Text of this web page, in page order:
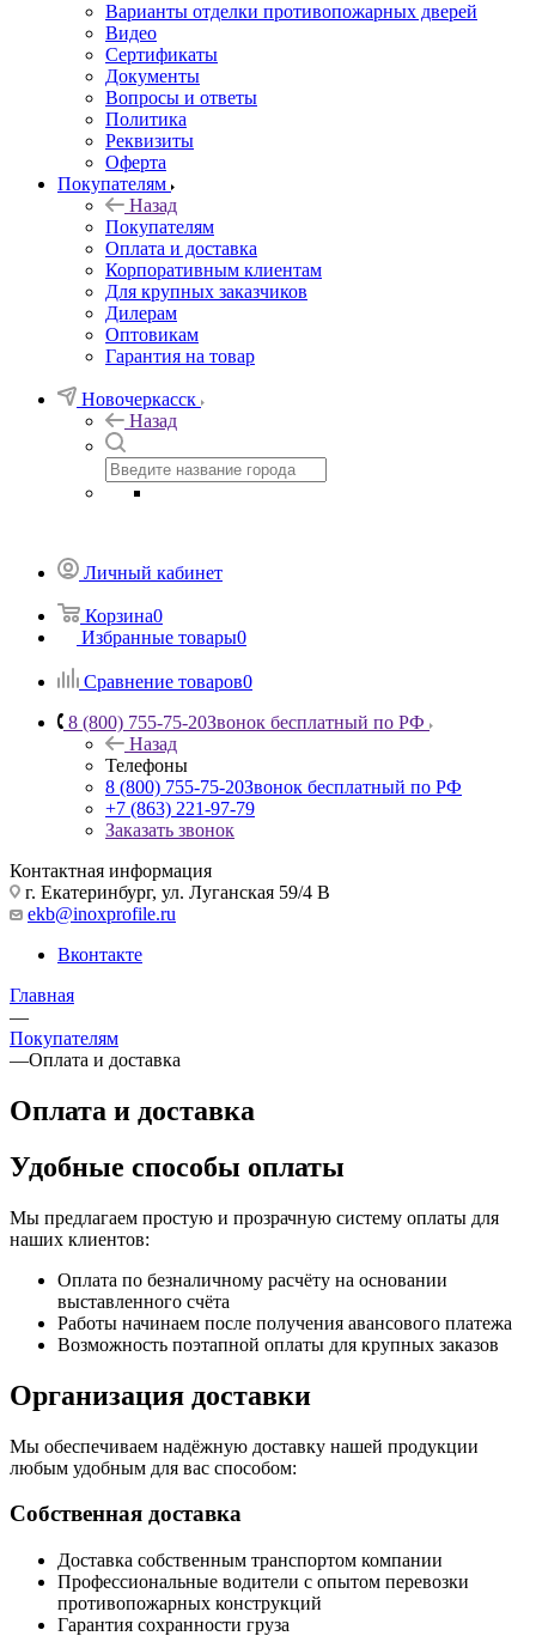
Варианты отделки противопожарных дверей
Видео
Сертификаты
Документы
Вопросы и ответы
Политика
Реквизиты
Оферта
Покупателям
Назад
Покупателям
Оплата и доставка
Корпоративным клиентам
Для крупных заказчиков
Дилерам
Оптовикам
Гарантия на товар
Новочеркасск
Назад
Личный кабинет
Корзина0
Избранные товары0
Сравнение товаров0
8 (800) 755-75-20Звонок бесплатный по РФ
Назад
Телефоны
8 (800) 755-75-20Звонок бесплатный по РФ
+7 (863) 221-97-79
Заказать звонок
Контактная информация
г. Екатеринбург, ул. Луганская 59/4 В
ekb@inoxprofile.ru
Вконтакте
Главная
—
Покупателям
—Оплата и доставка
Оплата и доставка
Удобные способы оплаты
Мы предлагаем простую и прозрачную систему оплаты для
наших клиентов:
Оплата по безналичному расчёту на основании
выставленного счёта
Работы начинаем после получения авансового платежа
Возможность поэтапной оплаты для крупных заказов
Организация доставки
Мы обеспечиваем надёжную доставку нашей продукции
любым удобным для вас способом:
Собственная доставка
Доставка собственным транспортом компании
Профессиональные водители с опытом перевозки
противопожарных конструкций
Гарантия сохранности груза